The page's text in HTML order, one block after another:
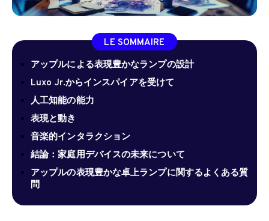
LE SOMMAIRE
アップルによる表現豊かなランプの設計
Luxo Jr.からインスパイアを受けて
人工知能の能力
表現と動き
音楽的インタラクション
結論：家庭用デバイスの未来について
アップルの表現豊かな卓上ランプに関するよくある質
問